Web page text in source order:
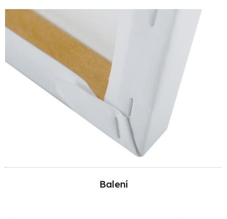
Balení